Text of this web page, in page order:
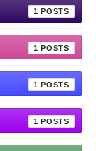
1
1
1
1